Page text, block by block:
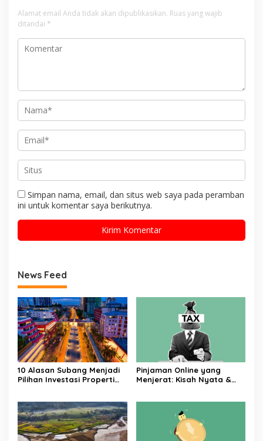
Alamat email Anda tidak akan dipublikasikan. Ruas yang wajib
ditandai *
Simpan nama, email, dan situs web saya pada peramban
ini untuk komentar saya berikutnya.
News Feed
10 Alasan Subang Menjadi
Pilihan Investasi Properti
Pinjaman Online yang
Menjerat: Kisah Nyata &